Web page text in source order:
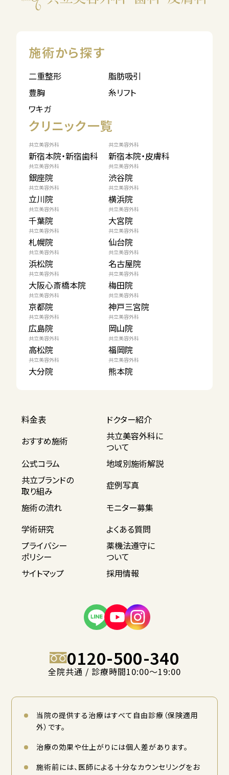
施術から探す
二重整形
脂肪吸引
豊胸
糸リフト
ワキガ
クリニック一覧
共立美容外科
新宿本院・新宿歯科
共立美容外科
新宿本院・皮膚科
共立美容外科
銀座院
共立美容外科
渋谷院
共立美容外科
立川院
共立美容外科
横浜院
共立美容外科
千葉院
共立美容外科
大宮院
共立美容外科
札幌院
共立美容外科
仙台院
共立美容外科
浜松院
共立美容外科
名古屋院
共立美容外科
大阪心斎橋本院
共立美容外科
梅田院
共立美容外科
京都院
共立美容外科
神戸三宮院
共立美容外科
広島院
共立美容外科
岡山院
共立美容外科
高松院
共立美容外科
福岡院
共立美容外科
大分院
共立美容外科
熊本院
料金表
ドクター紹介
おすすめ施術
共立美容外科に
ついて
公式コラム
地域別施術解説
共立ブランドの
取り組み
症例写真
施術の流れ
モニター募集
学術研究
よくある質問
プライバシー
ポリシー
薬機法遵守に
ついて
サイトマップ
採用情報
0120-500-340
全院共通 / 診療時間10:00〜19:00
当院の提供する治療はすべて自由診療（保険適用
外）です。
治療の効果や仕上がりには個人差があります。
施術前には、医師による十分なカウンセリングをお